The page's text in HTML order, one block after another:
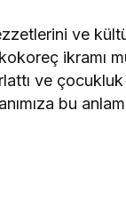
ve
ikramı
ve çocukluk
bu